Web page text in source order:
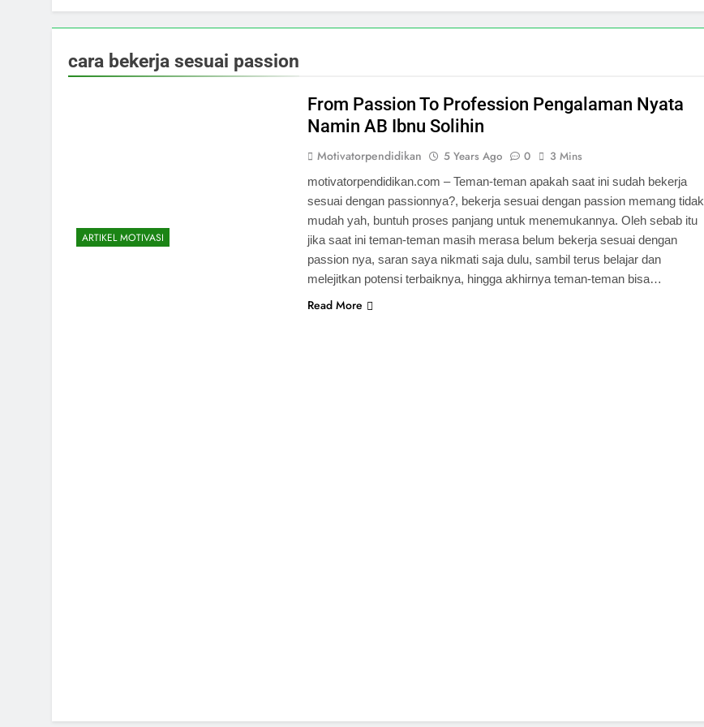
cara bekerja sesuai passion
ARTIKEL MOTIVASI
From Passion To Profession Pengalaman Nyata
Namin AB Ibnu Solihin
Motivatorpendidikan 5 Years Ago 0 3 Mins
motivatorpendidikan.com – Teman-teman apakah saat ini sudah bekerja
sesuai dengan passionnya?, bekerja sesuai dengan passion memang tidak
mudah yah, buntuh proses panjang untuk menemukannya. Oleh sebab itu
jika saat ini teman-teman masih merasa belum bekerja sesuai dengan
passion nya, saran saya nikmati saja dulu, sambil terus belajar dan
melejitkan potensi terbaiknya, hingga akhirnya teman-teman bisa…
Read More